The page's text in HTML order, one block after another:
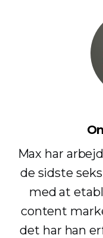
Max har
de sidste
med at
content
det har han